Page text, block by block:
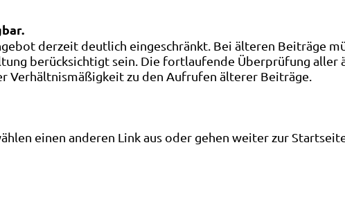
derzeit deutlich eingeschränkt. Bei älteren Beiträge
berücksichtigt sein. Die fortlaufende Überprüfung aller
Verhältnismäßigkeit zu den Aufrufen älterer Beiträge.
einen anderen Link aus oder gehen weiter zur